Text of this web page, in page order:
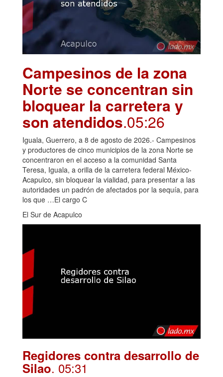
Campesinos de la zona
Norte se concentran sin
bloquear la carretera y
son atendidos.05:26
Iguala, Guerrero, a 8 de agosto de 2026.- Campesinos
y productores de cinco municipios de la zona Norte se
concentraron en el acceso a la comunidad Santa
Teresa, Iguala, a orilla de la carretera federal México-
Acapulco, sin bloquear la vialidad, para presentar a las
autoridades un padrón de afectados por la sequía, para
los que …El cargo C
El Sur de Acapulco
Regidores contra desarrollo de
Silao. 05:31